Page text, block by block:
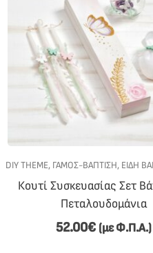
ΒΆΠΤΙΣΗΣ
DIY THEME, ΓΆΜΟΣ-ΒΆΠΤΙΣΗ, ΕΊΔΗ
Κουτί Συσκευασίας Σετ
Πεταλουδομάνια
52.00€ (με Φ.Π.Α.)